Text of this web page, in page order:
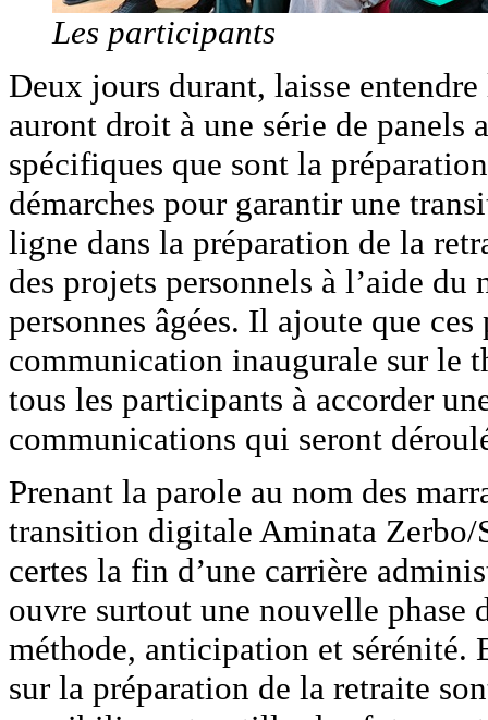
Les participants
Deux jours durant, laisse
auront droit à une série de panels
spécifiques que sont la
démarches pour garantir une
ligne dans la préparation de la
des projets personnels à l’aide
personnes âgées. Il ajoute que ces
communication inaugurale sur le
tous les participants à accorder
communications qui seront
Prenant la parole au nom des
transition digitale Aminata Zerbo/
certes la fin d’une carrière
ouvre surtout une nouvelle phase
méthode, anticipation et sérénité.
sur la préparation de la retraite